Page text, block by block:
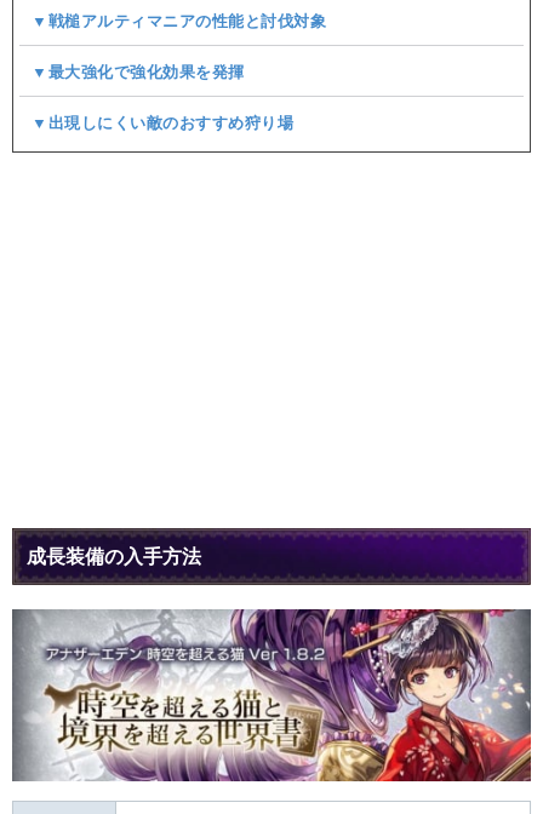
▼戦槌アルティマニアの性能と討伐対象
▼最大強化で強化効果を発揮
▼出現しにくい敵のおすすめ狩り場
成長装備の入手方法